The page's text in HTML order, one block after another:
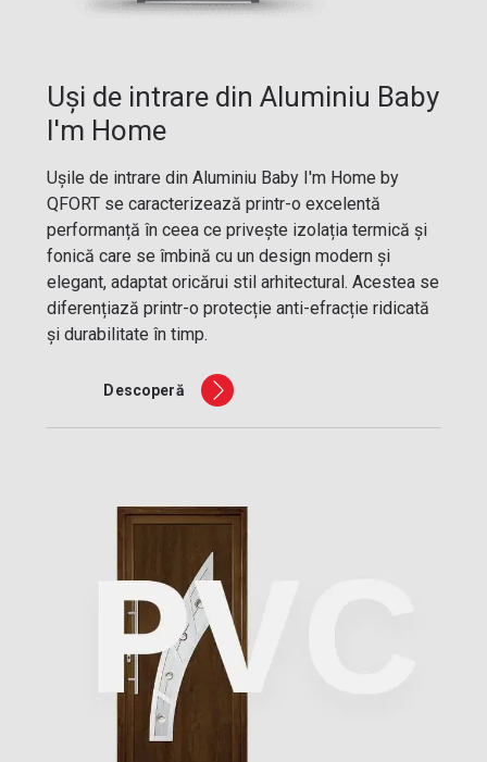
Uși de intrare din Aluminiu Baby
I'm Home
Ușile de intrare din Aluminiu Baby I'm Home by
QFORT se caracterizează printr-o excelentă
performanță în ceea ce privește izolația termică și
fonică care se îmbină cu un design modern și
elegant, adaptat oricărui stil arhitectural. Acestea se
diferențiază printr-o protecție anti-efracție ridicată
și durabilitate în timp.
Descoperă